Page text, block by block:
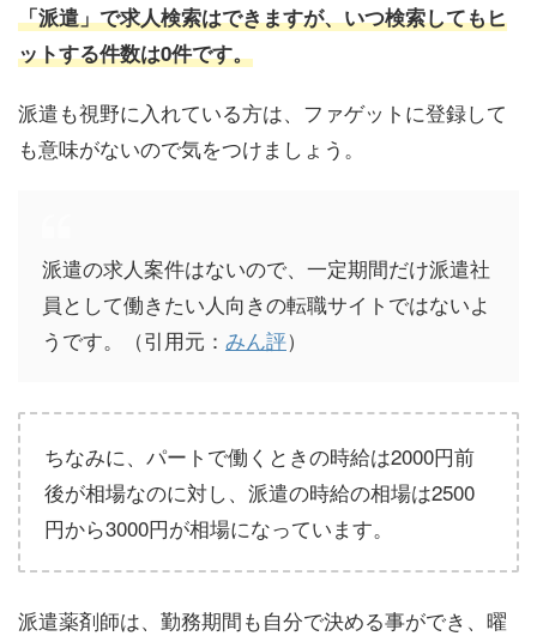
「派遣」で求人検索はできますが、いつ検索してもヒ
ットする件数は0件です。
派遣も視野に入れている方は、ファゲットに登録して
も意味がないので気をつけましょう。
派遣の求人案件はないので、一定期間だけ派遣社
員として働きたい人向きの転職サイトではないよ
うです。（引用元： みん評）
ちなみに、パートで働くときの時給は2000円前
後が相場なのに対し、派遣の時給の相場は2500
円から3000円が相場になっています。
派遣薬剤師は、勤務期間も自分で決める事ができ、曜